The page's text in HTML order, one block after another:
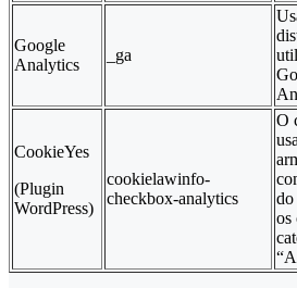
Google
Analytics
_ga
CookieYes
(Plugin
WordPress)
cookielawinfo-
checkbox-analytics
O
do
os